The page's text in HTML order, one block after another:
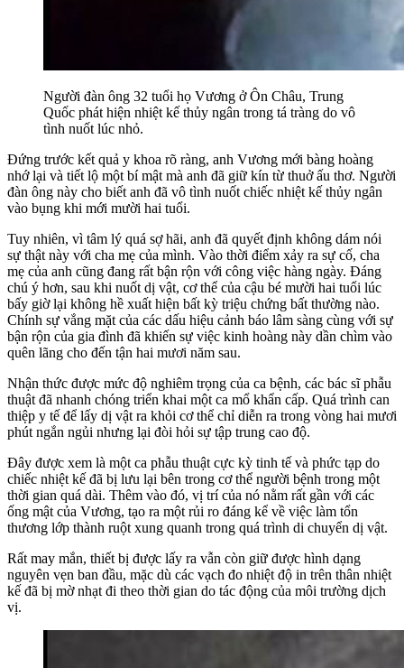
Người đàn ông 32 tuổi họ Vương ở Ôn Châu, Trung
Quốc phát hiện nhiệt kế thủy ngân trong tá tràng do vô
tình nuốt lúc nhỏ.
Đứng trước kết quả y khoa rõ ràng, anh Vương mới bàng hoàng
nhớ lại và tiết lộ một bí mật mà anh đã giữ kín từ thuở ấu thơ. Người
đàn ông này cho biết anh đã vô tình nuốt chiếc nhiệt kế thủy ngân
vào bụng khi mới mười hai tuổi.
Tuy nhiên, vì tâm lý quá sợ hãi, anh đã quyết định không dám nói
sự thật này với cha mẹ của mình. Vào thời điểm xảy ra sự cố, cha
mẹ của anh cũng đang rất bận rộn với công việc hàng ngày. Đáng
chú ý hơn, sau khi nuốt dị vật, cơ thể của cậu bé mười hai tuổi lúc
bấy giờ lại không hề xuất hiện bất kỳ triệu chứng bất thường nào.
Chính sự vắng mặt của các dấu hiệu cảnh báo lâm sàng cùng với sự
bận rộn của gia đình đã khiến sự việc kinh hoàng này dần chìm vào
quên lãng cho đến tận hai mươi năm sau.
Nhận thức được mức độ nghiêm trọng của ca bệnh, các bác sĩ phẫu
thuật đã nhanh chóng triển khai một ca mổ khẩn cấp. Quá trình can
thiệp y tế để lấy dị vật ra khỏi cơ thể chỉ diễn ra trong vòng hai mươi
phút ngắn ngủi nhưng lại đòi hỏi sự tập trung cao độ.
Đây được xem là một ca phẫu thuật cực kỳ tinh tế và phức tạp do
chiếc nhiệt kế đã bị lưu lại bên trong cơ thể người bệnh trong một
thời gian quá dài. Thêm vào đó, vị trí của nó nằm rất gần với các
ống mật của Vương, tạo ra một rủi ro đáng kể về việc làm tổn
thương lớp thành ruột xung quanh trong quá trình di chuyển dị vật.
Rất may mắn, thiết bị được lấy ra vẫn còn giữ được hình dạng
nguyên vẹn ban đầu, mặc dù các vạch đo nhiệt độ in trên thân nhiệt
kế đã bị mờ nhạt đi theo thời gian do tác động của môi trường dịch
vị.